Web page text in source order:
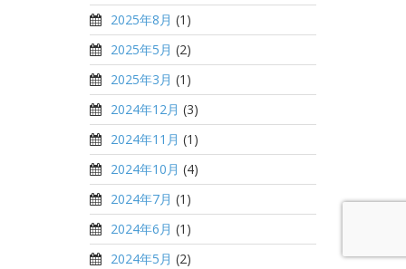
2025年8月 (1)
2025年5月 (2)
2025年3月 (1)
2024年12月 (3)
2024年11月 (1)
2024年10月 (4)
2024年7月 (1)
2024年6月 (1)
2024年5月 (2)